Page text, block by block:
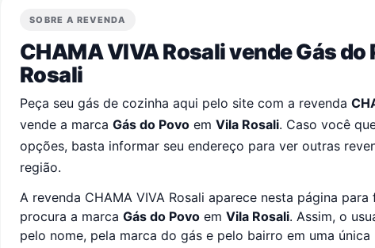
SOBRE A REVENDA
CHAMA VIVA Rosali vende Gás do
Rosali
Peça seu gás de cozinha aqui pelo site com a revenda
vende a marca Gás do Povo em Vila Rosali. Caso você
opções, basta informar seu endereço para ver outras
região.
A revenda CHAMA VIVA Rosali aparece nesta página
procura a marca Gás do Povo em Vila Rosali. Assim, o
pelo nome, pela marca do gás e pelo bairro em uma única